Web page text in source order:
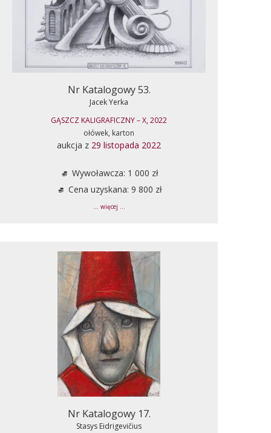
Nr Katalogowy 53.
Jacek Yerka
GĄSZCZ KALIGRAFICZNY – X, 2022
ołówek, karton
aukcja z 29 listopada 2022
Wywoławcza: 1 000 zł
Cena uzyskana: 9 800 zł
... więcej ...
Nr Katalogowy 17.
Stasys Eidrigevičius